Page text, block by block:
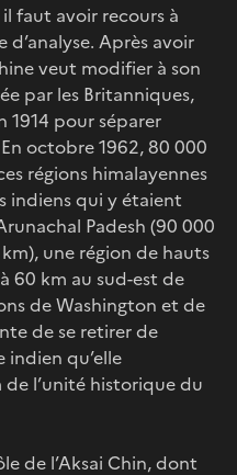
faut avoir recours à
d’analyse. Après avoir
veut modifier à son
par les Britanniques,
1914 pour séparer
octobre 1962, 80 000
régions himalayennes
indiens qui y étaient
Padesh (90 000
une région de hauts
60 km au sud-est de
de Washington et de
de se retirer de
indien qu’elle
l’unité historique du
de l’Aksai Chin, dont